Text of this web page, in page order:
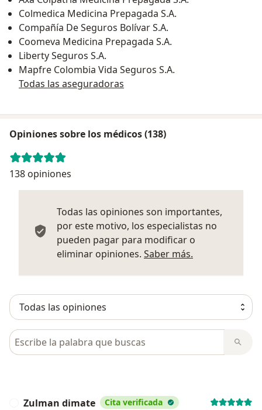
Colmedica Medicina Prepagada S.A.
Compañía De Seguros Bolívar S.A.
Coomeva Medicina Prepagada S.A.
Liberty Seguros S.A.
Mapfre Colombia Vida Seguros S.A.
Todas las aseguradoras
Opiniones sobre los médicos (138)
138 opiniones
Todas las opiniones son importantes,
por este motivo, los especialistas no
pueden pagar para modificar o
eliminar opiniones. Saber más.
Busca en opiniones
Zulman dimate Cita verificada